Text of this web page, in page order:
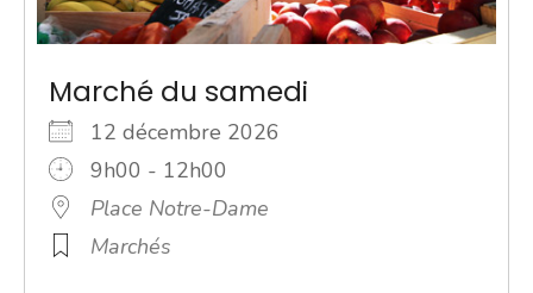
Marché du samedi
12 décembre 2026
9h00 - 12h00
Place Notre-Dame
Marchés